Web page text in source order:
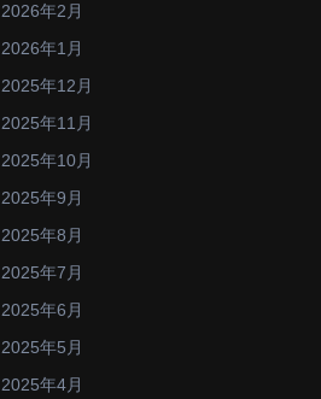
2026年2月
2026年1月
2025年12月
2025年11月
2025年10月
2025年9月
2025年8月
2025年7月
2025年6月
2025年5月
2025年4月